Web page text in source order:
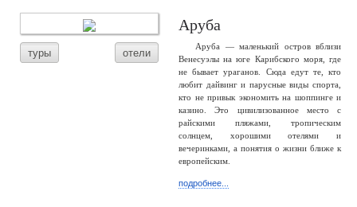
туры отели
Аруба
Аруба — маленький остров вблизи
Венесуэлы на юге Карибского моря, где
не бывает ураганов. Сюда едут те, кто
любит дайвинг и парусные виды спорта,
кто не привык экономить на шоппинге и
казино. Это цивилизованное место с
райскими пляжами, тропическим
солнцем, хорошими отелями и
вечеринками, а понятия о жизни ближе к
европейским.
подробнее...